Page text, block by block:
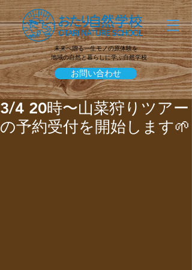
未来へ贈る一生モノの原体験を
地域の自然と暮らしに学ぶ自然学校
お問い合わせ
3/4 20時〜山菜狩りツアー
の予約受付を開始します🌱